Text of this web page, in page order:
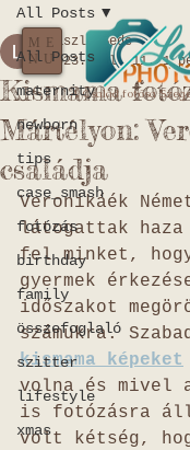
A Család fotósa
ME
NU
All Posts
maternity
newborn
tips
case_smash
fotózás
birthday
family
összefoglaló
szitter
lifestyle
xmas
All Posts
Kismama
Mártélyon:
családja
Laszlo Bede
2023. júl. 11. 1
Veronikáék
látogattak
fel minket,
gyermek
időszakot
számukra.
kismama képeket
volna és mivel
is fotózásra
volt kétség,